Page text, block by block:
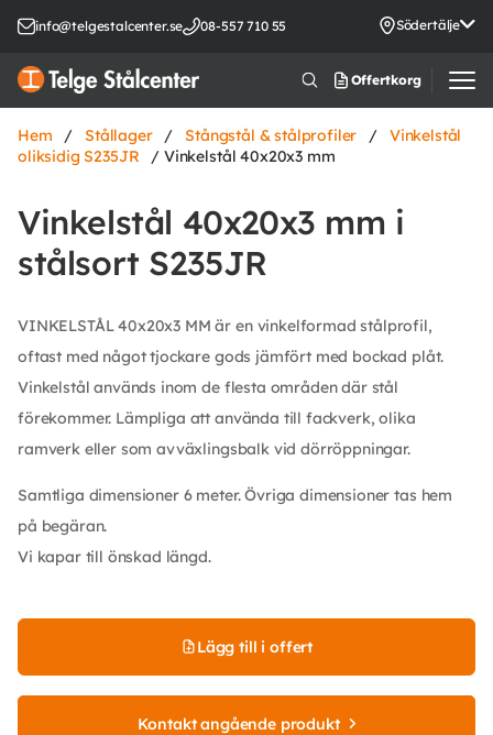
info@telgestalcenter.se 08-557 710 55 Södertälje
Offertkorg
Hem / Stållager / Stångstål & stålprofiler /
Vinkelstål
oliksidig S235JR
/ Vinkelstål 40x20x3 mm
Vinkelstål 40x20x3 mm i
stålsort S235JR
VINKELSTÅL 40x20x3 MM är en vinkelformad stålprofil,
oftast med något tjockare gods jämfört med bockad plåt.
Vinkelstål används inom de flesta områden där stål
förekommer. Lämpliga att använda till fackverk, olika
ramverk eller som avväxlingsbalk vid dörröppningar.
Samtliga dimensioner 6 meter. Övriga dimensioner tas hem
på begäran.
Vi kapar till önskad längd.
Lägg till i offert
Kontakt angående produkt